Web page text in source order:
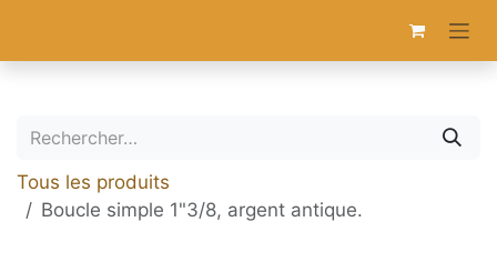
Tous les produits
Boucle simple 1"3/8, argent antique.